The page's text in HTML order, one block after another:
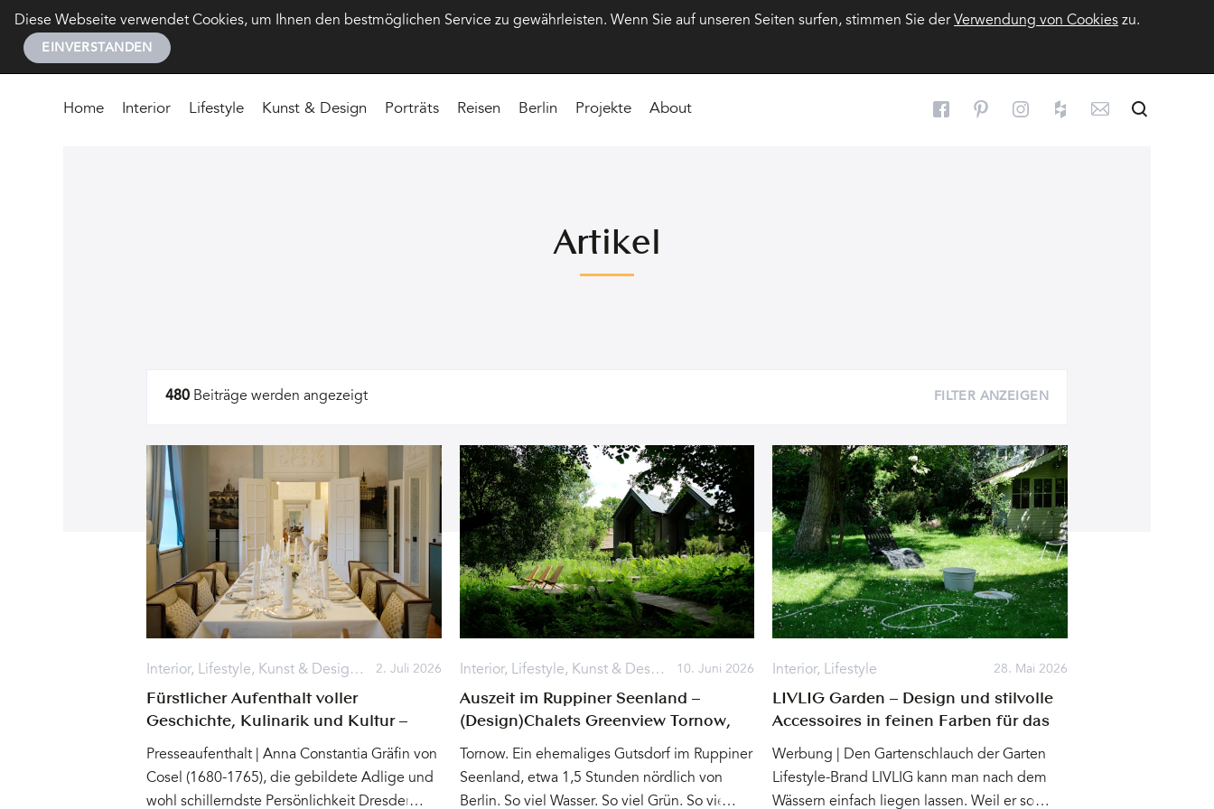
Diese Webseite verwendet Cookies, um Ihnen den bestmöglichen Service zu gewährleisten. Wenn Sie auf unseren Seiten surfen, stimmen Sie derVerwendung von Cookies zu.
EINVERSTANDEN
Home Interior Lifestyle Kunst & Design Porträts Reisen Berlin Projekte About
Artikel
Artikel
480 Beiträge werden angezeigt FILTER ANZEIGEN
2. Juli 2026
Interior, Lifestyle, Kunst & Design , Reisen,Kultur
Fürstlicher Aufenthalt voller
Geschichte, Kulinarik und Kultur –
(Grand)Hotel Taschenbergpalais
Kempinski Dresden
Presseaufenthalt | Anna Constantia Gräfin von
Cosel (1680-1765), die gebildete Adlige und
wohl schillerndste Persönlichkeit Dresdens,
10. Juni 2026
Interior, Lifestyle, Kunst & Design Reisen
Auszeit im Ruppiner Seenland –
(Design)Chalets Greenview Tornow,
Brandenburg
Tornow. Ein ehemaliges Gutsdorf im Ruppiner
Seenland, etwa 1,5 Stunden nördlich von
Berlin. So viel Wasser. So viel Grün. So viel
28. Mai 2026
Interior, Lifestyle
LIVLIG Garden – Design und stilvolle
Accessoires in feinen Farben für das
grüne Wohnzimmer
Werbung | Den Gartenschlauch der Garten
Lifestyle-Brand LIVLIG kann man nach dem
Wässern einfach liegen lassen. Weil er so